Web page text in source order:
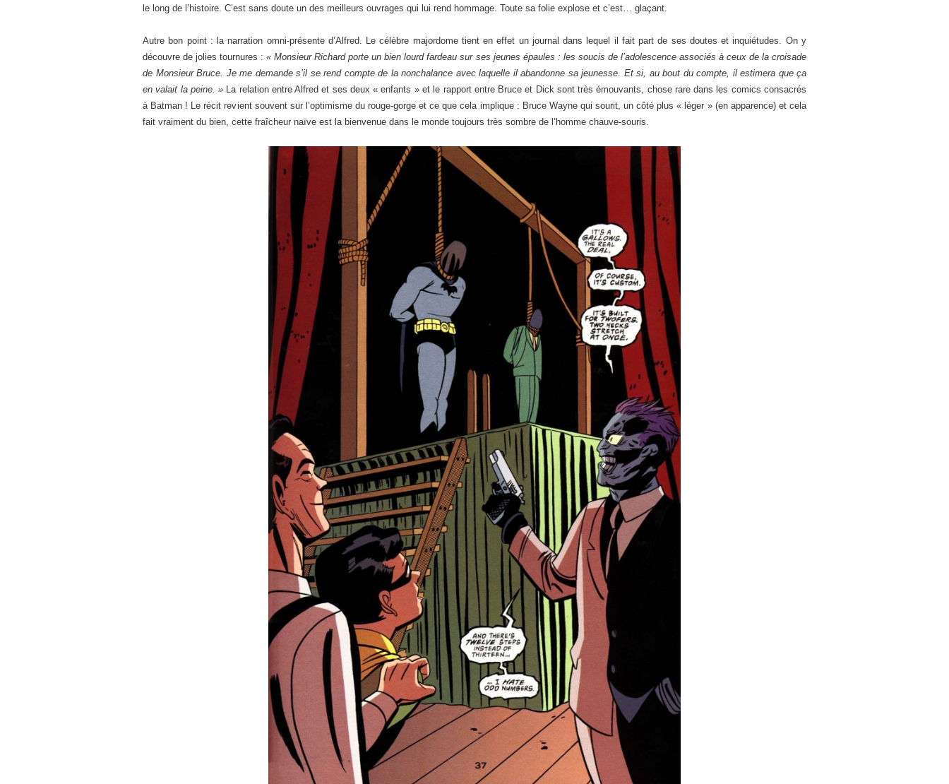
le long de l’histoire. C’est sans doute un des meilleurs ouvrages qui lui rend hommage. Toute sa folie explose et c’est… glaçant.
Autre bon point : la narration omni-présente d’Alfred. Le célèbre majordome tient en effet un journal dans lequel il fait part de ses doutes et inquiétudes. On y
découvre de jolies tournures :« Monsieur Richard porte un bien lourd fardeau sur ses jeunes épaules : les soucis de l’adolescence associés à ceux de la croisade
de Monsieur Bruce. Je me demande s’il se rend compte de la nonchalance avec laquelle il abandonne sa jeunesse. Et si, au bout du compte, il estimera que ça
en valait la peine. » La relation entre Alfred et ses deux « enfants » et le rapport entre Bruce et Dick sont très émouvants, chose rare dans les comics consacrés
à Batman ! Le récit revient souvent sur l’optimisme du rouge-gorge et ce que cela implique : Bruce Wayne qui sourit, un côté plus « léger » (en apparence) et cela
fait vraiment du bien, cette fraîcheur naïve est la bienvenue dans le monde toujours très sombre de l’homme chauve-souris.